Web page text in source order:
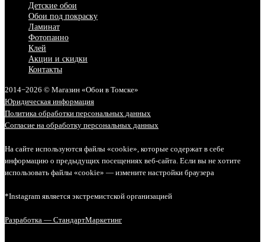
Детские обои
Обои под покраску
Ламинат
Фотопанно
Клей
Акции и скидки
Контакты
2014−2026 © Магазин «Обои в Томске»
Юридическая информация
Политика обработки персональных данных
Согласие на обработку персональных данных
На сайте используются файлы «cookie», которые содержат в себе
информацию о предыдущих посещениях веб-сайта. Если вы не хотите
использовать файлы «cookie» — измените настройки браузера
*Instagram является экстремистской организацией
Разработка — СтандартМаркетинг